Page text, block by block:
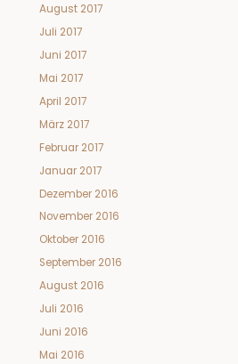
August 2017
Juli 2017
Juni 2017
Mai 2017
April 2017
März 2017
Februar 2017
Januar 2017
Dezember 2016
November 2016
Oktober 2016
September 2016
August 2016
Juli 2016
Juni 2016
Mai 2016